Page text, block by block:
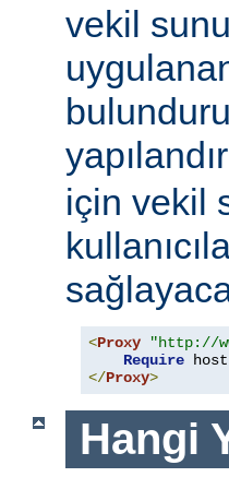
vekil
için vekil
<Proxy "http://
Require
</Proxy>
Hangi